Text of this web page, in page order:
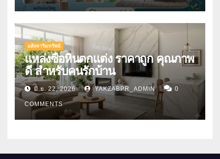
อสังหาริมทรัพย์
แหล่งซื้อหินตกแต่ง ราคาถูก คุณภาพ
ดี สำหรับคนรักบ้าน
มิ.ย. 22, 2026 YAKZABPR_ADMIN 0
COMMENTS